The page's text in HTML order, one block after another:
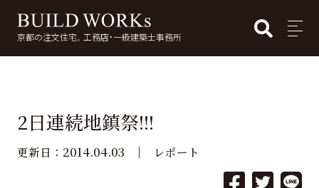
京都の注文住宅。工務店・一級建築士事務所 MENU
2日連続地鎮祭!!!
更新日： 2014.04.03 レポート